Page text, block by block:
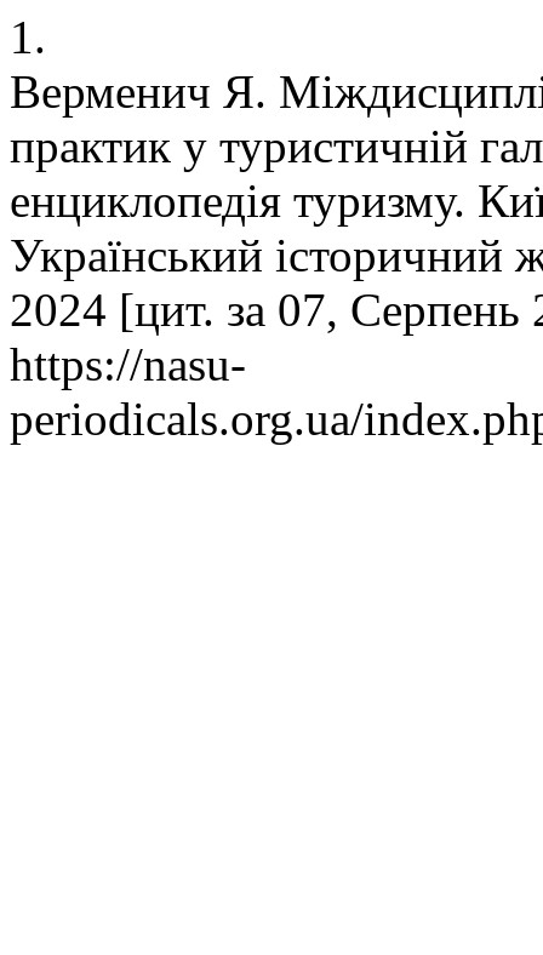
1.
Верменич Я.
практик у туристичній
енциклопедія туризму.
Український історичний
2024 [цит. за 07,
https://nasu-
periodicals.org.ua/